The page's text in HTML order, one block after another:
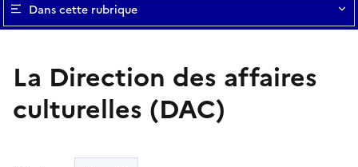
Dans cette rubrique
La Direction des affaires
culturelles (DAC)